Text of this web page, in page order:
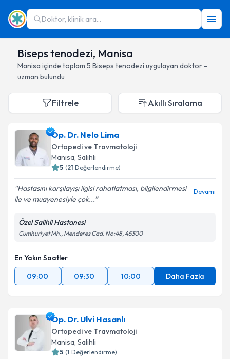
Doktor, klinik ara...
Biseps tenodezi, Manisa
Manisa içinde toplam 5 Biseps tenodezi uygulayan doktor -
uzman bulundu
Filtrele Akıllı Sıralama
Op. Dr. Nelo Lima
Ortopedi ve Travmatoloji
Manisa, Salihli
5 (21 Değerlendirme)
Hastasını karşılayışı ilgisi rahatlatması, bilgilendirmesi
ile ve muayenesiyle çok...
Devamı
Özel Salihli Hastanesi
Cumhuriyet Mh., Menderes Cad. No:48, 45300
En Yakın Saatler
09:00
09:30 10:00 Daha Fazla
Op. Dr. Ulvi Hasanlı
Ortopedi ve Travmatoloji
Manisa, Salihli
5 (1 Değerlendirme)